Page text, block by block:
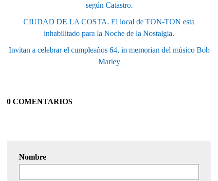
según Catastro.
CIUDAD DE LA COSTA. El local de TON-TON esta
inhabilitado para la Noche de la Nostalgia.
Invitan a celebrar el cumpleaños 64, in memorian del músico Bob
Marley
0 COMENTARIOS
Nombre